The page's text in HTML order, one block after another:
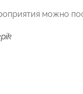
можно